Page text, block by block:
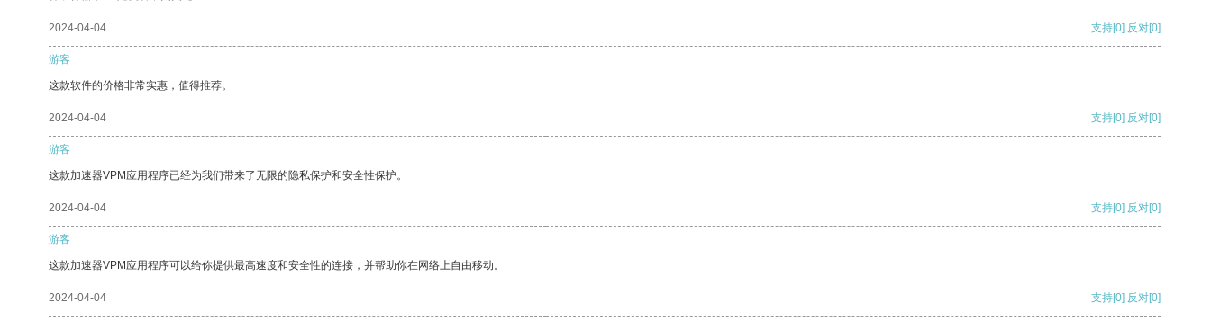
2024-04-04 支持[0] 反对[0]
游客
这款软件的价格非常实惠，值得推荐。
2024-04-04 支持[0] 反对[0]
游客
这款加速器VPM应用程序已经为我们带来了无限的隐私保护和安全性保护。
2024-04-04 支持[0] 反对[0]
游客
这款加速器VPM应用程序可以给你提供最高速度和安全性的连接，并帮助你在网络上自由移动。
2024-04-04 支持[0] 反对[0]